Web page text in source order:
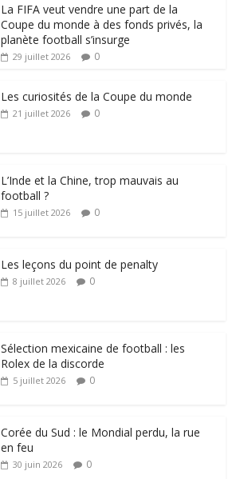
La FIFA veut vendre une part de la
Coupe du monde à des fonds privés, la
planète football s’insurge
29 juillet 2026 0
Les curiosités de la Coupe du monde
21 juillet 2026 0
L’Inde et la Chine, trop mauvais au
football ?
15 juillet 2026 0
Les leçons du point de penalty
8 juillet 2026 0
Sélection mexicaine de football : les
Rolex de la discorde
5 juillet 2026 0
Corée du Sud : le Mondial perdu, la rue
en feu
30 juin 2026 0